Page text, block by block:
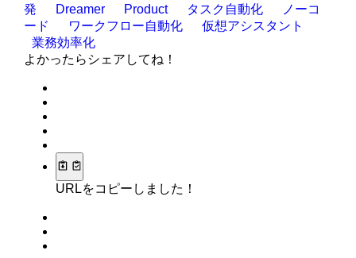
発
Dreamer Product タスク自動化
ノーコ
ード
ワークフロー自動化
仮想アシスタント
業務効率化
よかったらシェアしてね！
URLをコピーしました！